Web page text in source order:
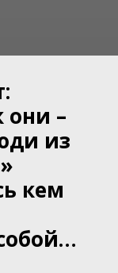
они –
из
кем